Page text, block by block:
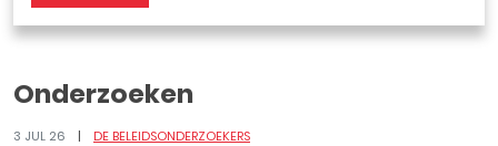
Onderzoeken
3 JUL 26 DE BELEIDSONDERZOEKERS